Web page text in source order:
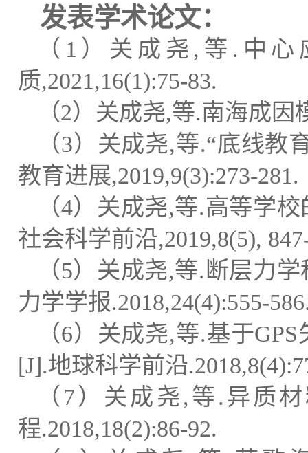
发表学术论文：
（ 1 ）关成尧 , 等 . 中心
质,2021,16(1):75-83.
（2）关成尧,等.南海成因
（3）关成尧,等.“底线教
教育进展,2019,9(3):273-281.
（4）关成尧,等.高等学
社会科学前沿,2019,8(5),
（5）关成尧,等. 断层力
力学学报.2018,24(4):555-
（6）关成尧,等.基于GPS
[J].地球科学前沿
（ 7 ）关成尧 ,等.异质
程.2018,18(2):86-92.